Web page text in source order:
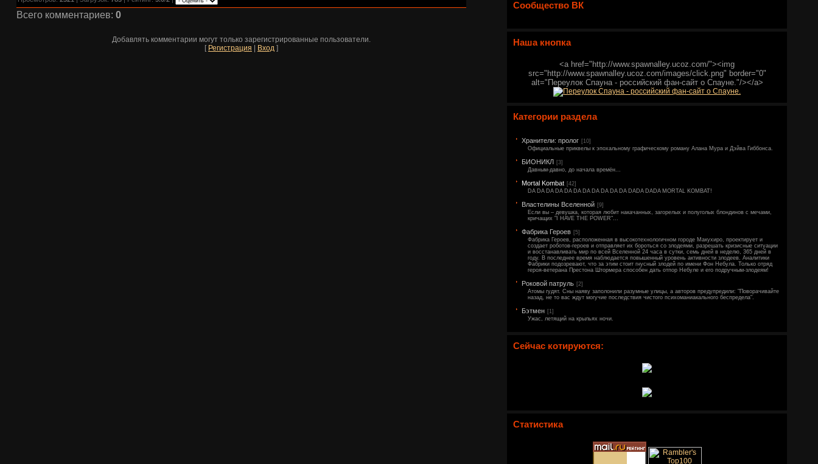
Сообщество ВК
Наша кнопка
<a href="http://www.spawnalley.ucoz.com/"><img
src="http://www.spawnalley.ucoz.com/images/click.png" border="0"
alt="Переулок Спауна - российский фан-сайт о Спауне."/></a>
Категории раздела
Хранители: пролог [10]
Официальные приквелы к эпохальному графическому роману Алана Мура и Дэйва Гиббонса.
БИОНИКЛ [3]
Давным-давно, до начала времён...
Mortal Kombat [42]
DA DA DA DA DA DA DA DA DA DA DA DADA DADA MORTAL KOMBAT!
Властелины Вселенной [9]
Если вы – девушка, которая любит накачанных, загорелых и полуголых блондинов с мечами,
кричащих "I HAVE THE POWER"...
Фабрика Героев [5]
Фабрика Героев, расположенная в высокотехнологичном городе Макухиро, проектирует и
создает роботов-героев и отправляет их бороться со злодеями, разрешать кризисные ситуации
и восстанавливать мир по всей Вселенной 24 часа в сутки, семь дней в неделю, 365 дней в
году. В последнее время наблюдается повышенный уровень активности злодеев. Аналитики
Фабрики подозревают, что за этим стоит гнусный злодей по имени Фон Небула. Только отряд
героя-ветерана Престона Штормера способен дать отпор Небуле и его подручным-злодеям!
Роковой патруль [2]
Атомы гудят. Сны наяву заполонили разумные улицы, а авторов предупредили: "Поворачивайте
назад, не то вас ждут могучие последствия чистого психоманиакального беспредела".
Бэтмен [1]
Ужас, летящий на крыльях ночи.
Сейчас котируются:
Статистика
Всего комментариев: 0
Добавлять комментарии могут только зарегистрированные пользователи.
[ Регистрация Вход]